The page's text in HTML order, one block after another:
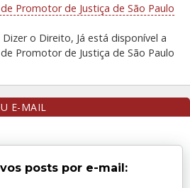
Promotor de Justiça de São Paulo
o Direito, Já está disponível a
Promotor de Justiça de São Paulo
E-MAIL
posts por e-mail: